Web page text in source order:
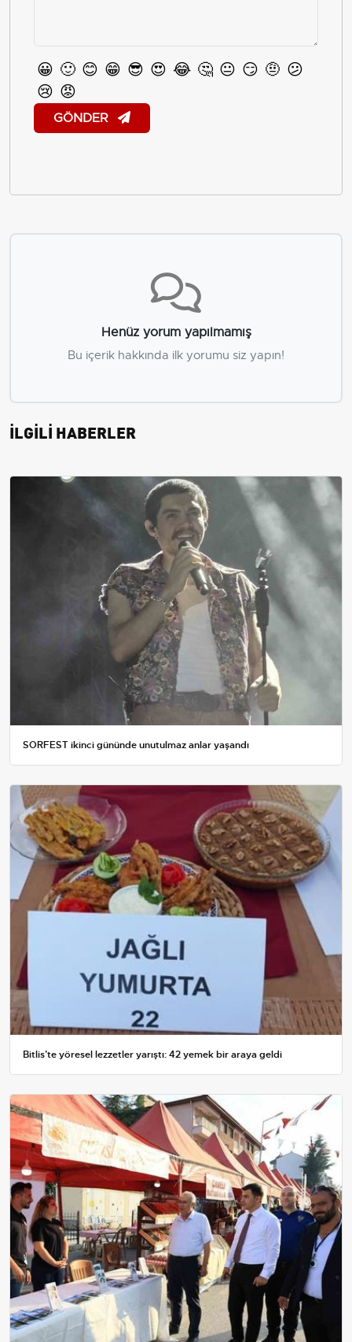
😀 🙂 😊 😁 😎 😍 😂 🤔 😐 😏 🤨 😕
😢 😡
GÖNDER
Henüz yorum yapılmamış
Bu içerik hakkında ilk yorumu siz yapın!
İLGİLİ HABERLER
SORFEST ikinci gününde unutulmaz anlar yaşandı
Bitlis’te yöresel lezzetler yarıştı: 42 yemek bir araya geldi